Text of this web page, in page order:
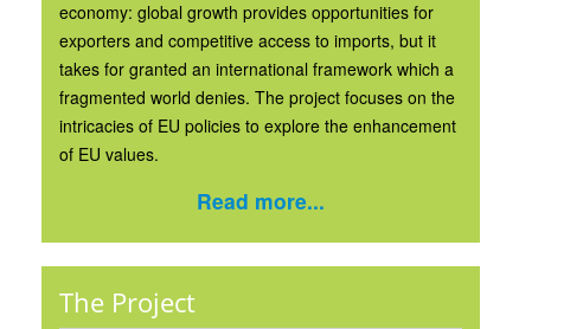
economy: global growth provides opportunities for
exporters and competitive access to imports, but it
takes for granted an international framework which a
fragmented world denies. The project focuses on the
intricacies of EU policies to explore the enhancement
of EU values.
Read more...
The Project